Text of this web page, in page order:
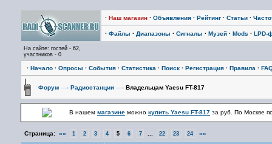
· Наш магазин · Объявления · Рейтинг · Статьи ·
· Файлы · Диапазоны · Сигналы · Музей · Mods · LPD-
На сайте: гостей - 62,
участников - 0
· Начало · Опросы · События · Статистика · Поиск · Регистрация · Правила ·
Форум —› Радиостанции —› Владельцам Yaesu FT-817
В нашем магазине можно купить Yaesu FT-817 за руб. По Москве
Страница: «« 1 2 3 4 5 6 7 22 23 24 »»